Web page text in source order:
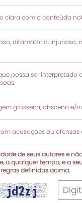
clara com o conteúdo
difamatório,
possa ser
grosseira, obscena e/
acusações ou ofensas
de seus autores e
a qualquer tempo, e a
definidas acima.